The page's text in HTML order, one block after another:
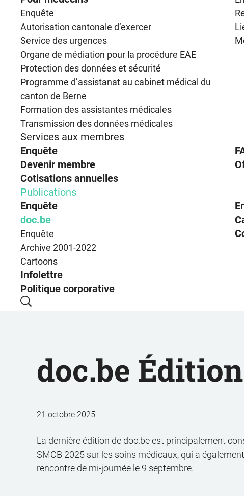
Enquête
Autorisation cantonale d’exercer
Service des urgences
Organe de médiation pour la procédure EAE
Protection des données et sécurité
Programme d’assistanat au cabinet médical du
canton de Berne
Formation des assistantes médicales
Transmission des données médicales
Services aux membres
Enquête
Devenir membre
Cotisations annuelles
Publications
Enquête
doc.be
Enquête
Archive 2001-2022
Cartoons
Infolettre
Politique corporative
doc.be
21 octobre 2025
La dernière édition de doc.be est principalement
SMCB 2025 sur les soins médicaux, qui a
rencontre de mi-journée le 9 septembre.